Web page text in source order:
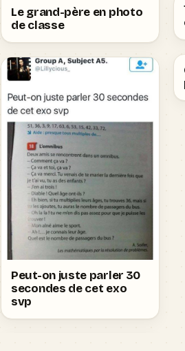
Le grand-père en photo
de classe
Peut-on juste parler 30
secondes de cet exo
svp